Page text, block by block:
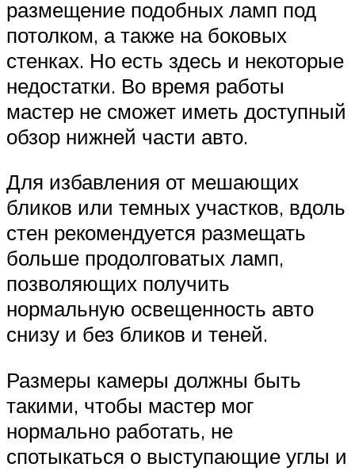
размещение подобных ламп под
потолком, а также на боковых
стенках. Но есть здесь и некоторые
недостатки. Во время работы
мастер не сможет иметь доступный
обзор нижней части авто.
Для избавления от мешающих
бликов или темных участков, вдоль
стен рекомендуется размещать
больше продолговатых ламп,
позволяющих получить
нормальную освещенность авто
снизу и без бликов и теней.
Размеры камеры должны быть
такими, чтобы мастер мог
нормально работать, не
спотыкаться о выступающие углы и